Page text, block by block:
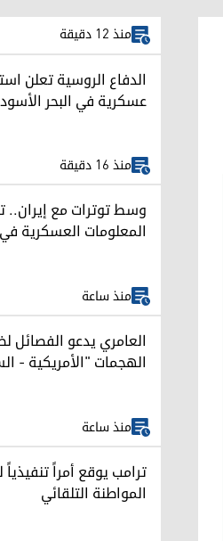
منذ 12 دقيقة
عسكرية في البحر الأسود
منذ 16 دقيقة
وسط توترات مع إيران..
المعلومات العسكرية في
منذ ساعة
العامري يدعو الفصائل
الهجمات "الأمريكية -
منذ ساعة
ترامب يوقع أمراً
المواطنة التلقائي